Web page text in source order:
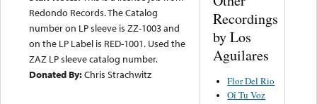
Redondo Records. The Catalog
number on LP sleeve is ZZ-1003 and
on the LP Label is RED-1001. Used the
ZAZ LP sleeve catalog number.
Donated By:Chris Strachwitz
Recordings
by Los
Aguilares
Flor Del Rio
Oî Tu Voz